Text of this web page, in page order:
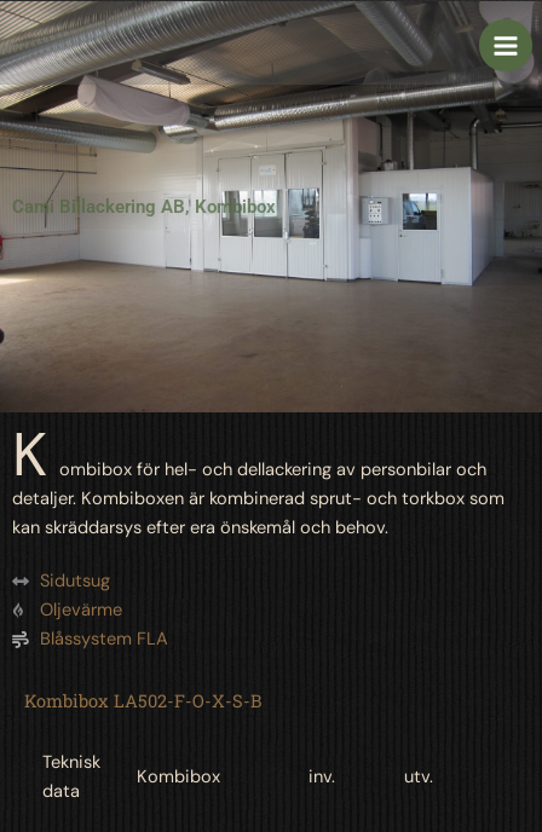
Skip
to
content
Cami Billackering AB, Kombibox
K ombibox för hel- och dellackering av personbilar och
detaljer. Kombiboxen är kombinerad sprut- och torkbox som
kan skräddarsys efter era önskemål och behov.
Sidutsug
Oljevärme
Blåssystem FLA
Kombibox LA502-F-O-X-S-B
Teknisk
data
Kombibox inv. utv.